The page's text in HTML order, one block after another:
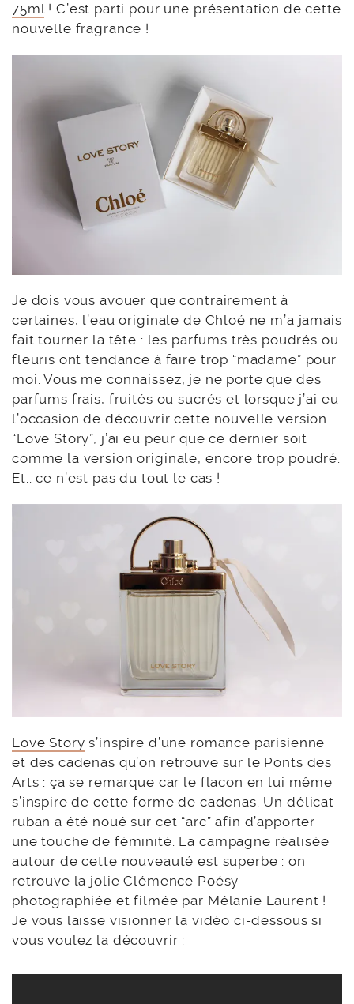
75ml! C’est parti pour une présentation de cette
nouvelle fragrance !
Je dois vous avouer que contrairement à
certaines, l’eau originale de Chloé ne m’a jamais
fait tourner la tête : les parfums très poudrés ou
fleuris ont tendance à faire trop “madame” pour
moi. Vous me connaissez, je ne porte que des
parfums frais, fruités ou sucrés et lorsque j’ai eu
l’occasion de découvrir cette nouvelle version
“Love Story”, j’ai eu peur que ce dernier soit
comme la version originale, encore trop poudré.
Et.. ce n’est pas du tout le cas !
Love Story s’inspire d’une romance parisienne
et des cadenas qu’on retrouve sur le Ponts des
Arts : ça se remarque car le flacon en lui même
s’inspire de cette forme de cadenas. Un délicat
ruban a été noué sur cet “arc” afin d’apporter
une touche de féminité. La campagne réalisée
autour de cette nouveauté est superbe : on
retrouve la jolie Clémence Poésy
photographiée et filmée par Mélanie Laurent !
Je vous laisse visionner la vidéo ci-dessous si
vous voulez la découvrir :